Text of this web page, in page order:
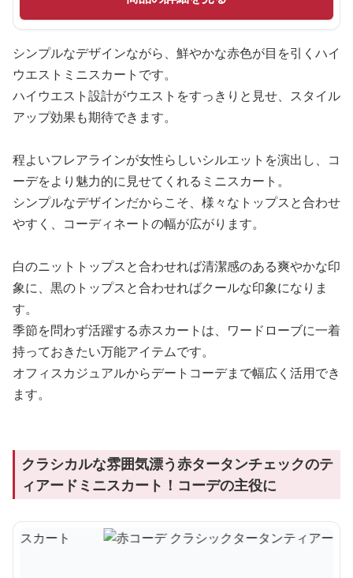
シンプルなデザインながら、鮮やかな赤色が目を引くハイ
ウエストミニスカートです。
ハイウエスト設計がウエストをすっきりと見せ、スタイル
アップ効果も期待できます。
程よいフレアラインが女性らしいシルエットを演出し、コ
ーデをより魅力的に見せてくれるミニスカート。
シンプルなデザインだからこそ、様々なトップスと合わせ
やすく、コーディネートの幅が広がります。
白のニットトップスと合わせれば清潔感のある爽やかな印
象に、黒のトップスと合わせればクールな印象になりま
す。
季節を問わず活躍する赤スカートは、ワードローブに一着
持っておきたい万能アイテムです。
オフィスカジュアルからデートコーデまで幅広く活用でき
ます。
クラシカルな雰囲気漂う赤タータンチェックのテ
ィアードミニスカート！コーデの主役に